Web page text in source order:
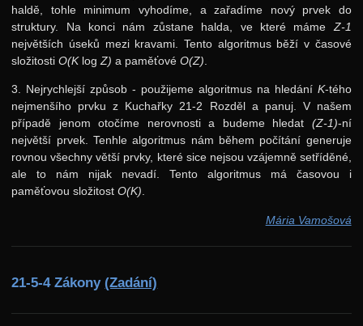
haldě, tohle minimum vyhodíme, a zařadíme nový prvek do
struktury. Na konci nám zůstane halda, ve které máme Z-1
největších úseků mezi kravami. Tento algoritmus běží v časové
složitostiO(K log Z) a paměťovéO(Z)
3. Nejrychlejší způsob - použijeme algoritmus na hledání K-tého
nejmenšího prvku z Kuchařky 21-2 Rozděl a panuj. V našem
případě jenom otočíme nerovnosti a budeme hledat (Z-1)-ní
největší prvek. Tenhle algoritmus nám během počítání generuje
rovnou všechny větší prvky, které sice nejsou vzájemně setříděné,
ale to nám nijak nevadí. Tento algoritmus má časovou i
paměťovou složitostO(K).
Mária Vamošová
21-5-4 Zákony(Zadání)